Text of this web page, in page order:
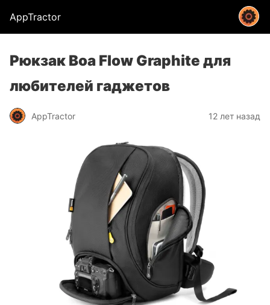
AppTractor
Рюкзак Boa Flow Graphite для
любителей гаджетов
AppTractor 12 лет назад